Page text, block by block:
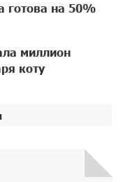
готова на 50%
миллион
коту